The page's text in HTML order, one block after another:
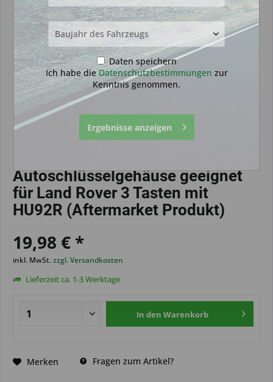
Autoschlüsselgehäuse geeignet
für Land Rover 3 Tasten mit
HU92R (Aftermarket Produkt)
19,98 € *
inkl. MwSt.zzgl. Versandkosten
Lieferzeit ca. 1-3 Werktage
In den Warenkorb
Merken Fragen zum Artikel?
Daten speichern
Ich habe dieDatenschutzbestimmungen zur
Kenntnis genommen.
Ergebnisse anzeigen